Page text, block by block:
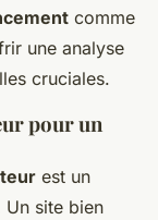
comme
une analyse
cruciales.
pour un
est un
site bien